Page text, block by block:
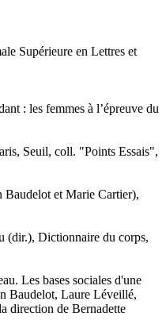
Supérieure en Lettres et
: les femmes à l’épreuve du
Seuil, coll. "Points Essais",
Baudelot et Marie Cartier),
(dir.), Dictionnaire du corps,
Les bases sociales d'une
Baudelot, Laure Léveillé,
direction de Bernadette